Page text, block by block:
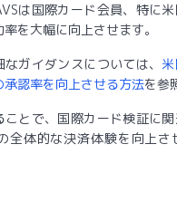
は国際カード会員、特に
を大幅に向上させます。
ガイダンスについては、
承認率を向上させる方法を参
ことで、国際カード検証に
全体的な決済体験を向上さ